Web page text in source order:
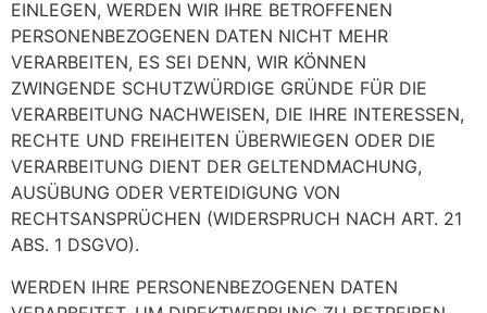
EINLEGEN, WERDEN WIR IHRE BETROFFENEN
PERSONENBEZOGENEN DATEN NICHT MEHR
VERARBEITEN, ES SEI DENN, WIR KÖNNEN
ZWINGENDE SCHUTZWÜRDIGE GRÜNDE FÜR DIE
VERARBEITUNG NACHWEISEN, DIE IHRE INTERESSEN,
RECHTE UND FREIHEITEN ÜBERWIEGEN ODER DIE
VERARBEITUNG DIENT DER GELTENDMACHUNG,
AUSÜBUNG ODER VERTEIDIGUNG VON
RECHTSANSPRÜCHEN (WIDERSPRUCH NACH ART. 21
ABS. 1 DSGVO).
WERDEN IHRE PERSONENBEZOGENEN DATEN